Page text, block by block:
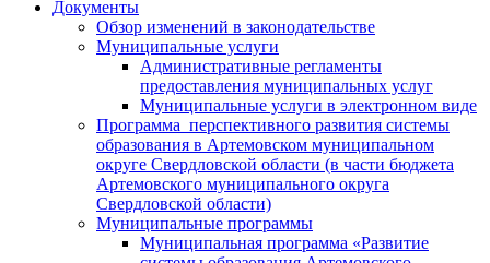
Документы
Обзор изменений в законодательстве
Муниципальные услуги
Административные регламенты
предоставления муниципальных услуг
Муниципальные услуги в электронном виде
Программа перспективного развития системы
образования в Артемовском муниципальном
округе Свердловской области (в части бюджета
Артемовского муниципального округа
Свердловской области)
Муниципальные программы
Муниципальная программа «Развитие